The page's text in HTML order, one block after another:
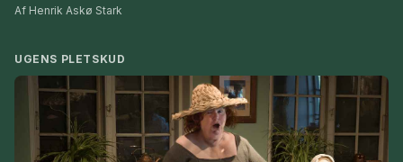
Af Henrik Askø Stark
UGENS PLETSKUD